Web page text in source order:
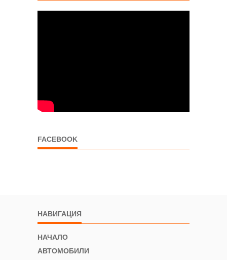
FACEBOOK
НАВИГАЦИЯ
НАЧАЛО
АВТОМОБИЛИ